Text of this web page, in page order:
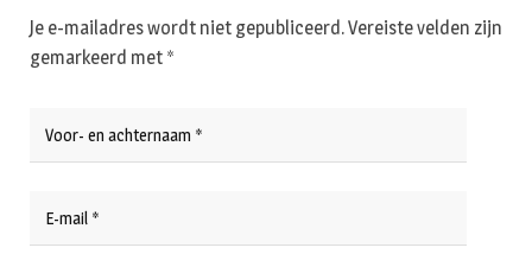
Je e-mailadres wordt niet gepubliceerd.Vereiste velden zijn
gemarkeerd met *